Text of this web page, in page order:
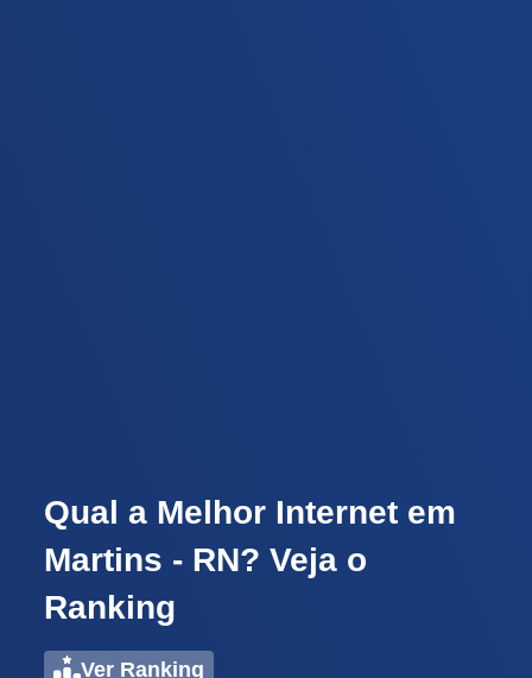
Qual a Melhor Internet em
Martins - RN? Veja o
Ranking
Ver Ranking